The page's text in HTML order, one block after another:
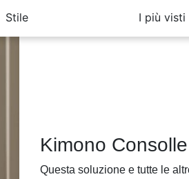
Stile I più visti
Kimono Consolle
Questa soluzione e tutte le